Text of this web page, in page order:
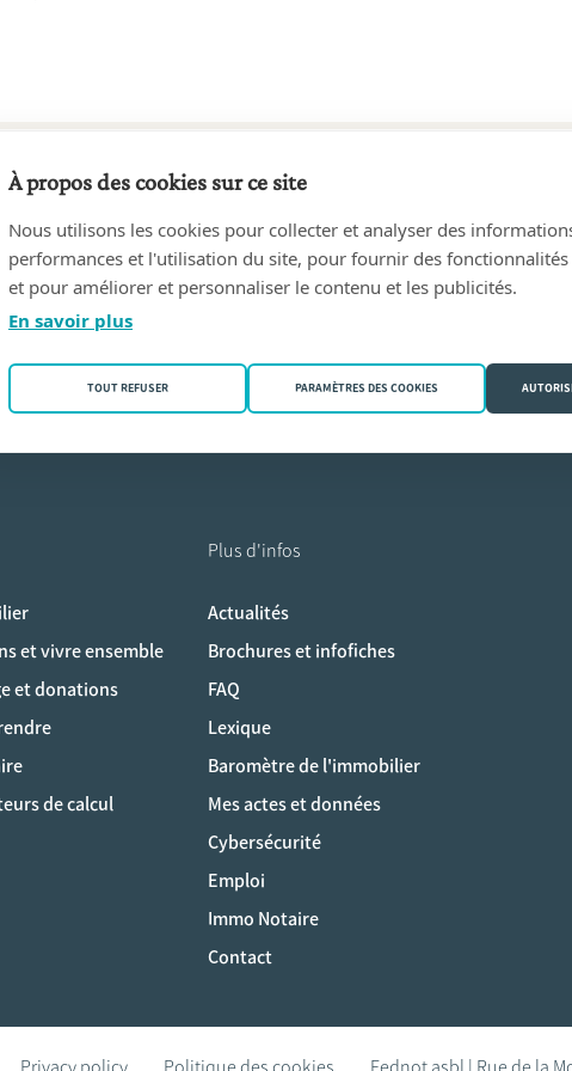
1965 au 06/11/2002
Bernard (9140 Temse)
Patrick Van Ooteghem
sociaux
et vivre ensemble
et donations
de calcul
Plus d'infos
Actualités
Brochures et infofiches
FAQ
Lexique
Baromètre de l'immobilier
Mes actes et données
Cybersécurité
Emploi
Immo Notaire
Contact
À propos des cookies sur ce site
Nous utilisons les cookies pour collecter et analyser des
performances et l'utilisation du site, pour fournir des fonctionnalités
et pour améliorer et personnaliser le contenu et les publicités.
En savoir plus
TOUT REFUSER PARAMÈTRES DES COOKIES